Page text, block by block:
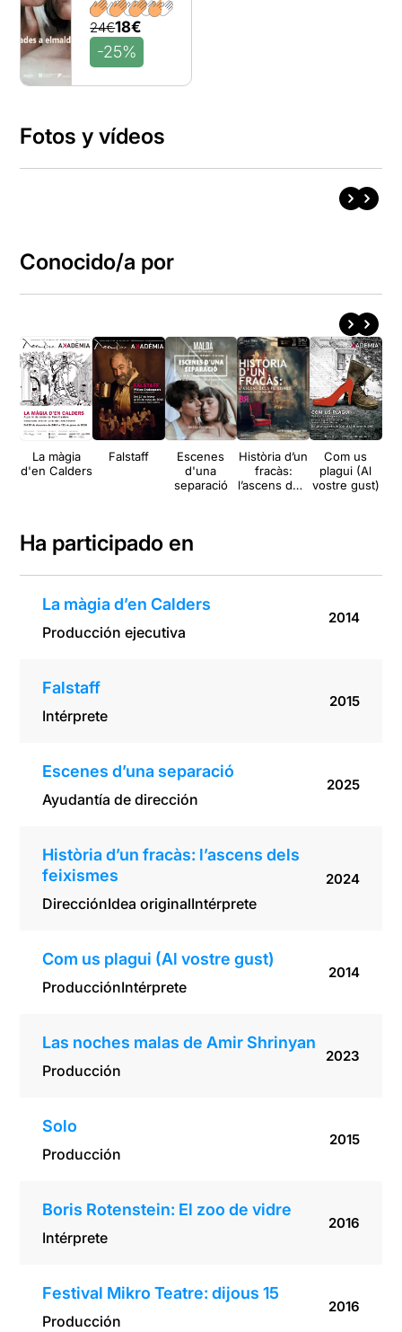
24€18€
-25%
Fotos y vídeos
Conocido/a por
La màgia
d'en Calders
Falstaff
Escenes
d'una
separació
Història d’un
fracàs:
l’ascens dels
Com us
plagui (Al
vostre gust)
Ha participado en
La màgia d’en Calders
Producción ejecutiva
2014
Falstaff
Intérprete
2015
Escenes d’una separació
Ayudantía de dirección
2025
Història d’un fracàs: l’ascens dels
feixismes
DirecciónIdea originalIntérprete
2024
Com us plagui (Al vostre gust)
ProducciónIntérprete
2014
Las noches malas de Amir Shrinyan
Producción
2023
Solo
Producción
2015
Boris Rotenstein: El zoo de vidre
Intérprete
2016
Festival Mikro Teatre: dijous 15
Producción
2016